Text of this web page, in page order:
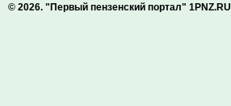
© 2026. "Первый пензенский портал" 1PNZ.RU